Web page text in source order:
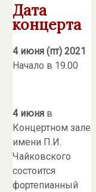
Дата
концерта
4 июня (пт) 2021
Начало в 19.00
4 июня в
Концертном зале
имени П.И.
Чайковского
состоится
фортепианный